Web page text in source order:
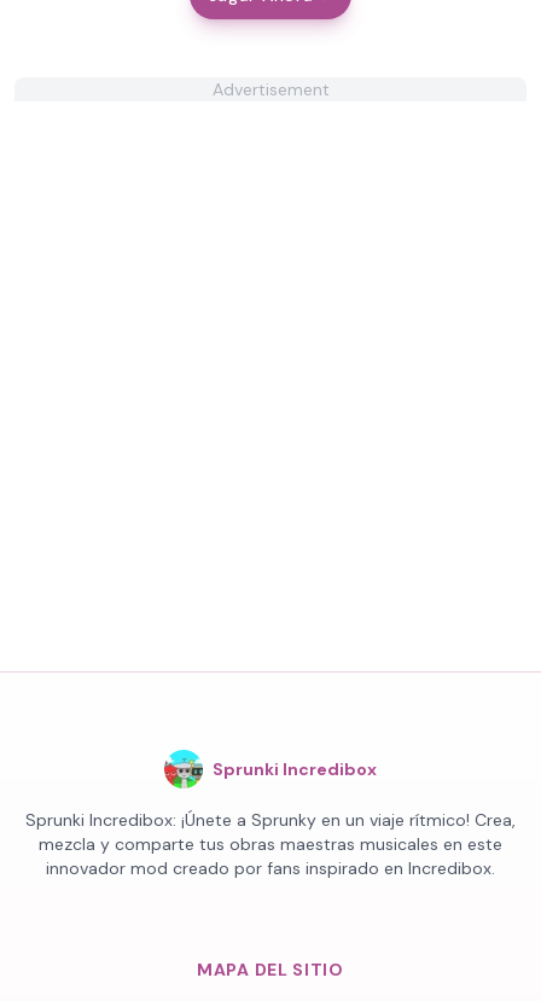
Advertisement
Sprunki Incredibox
Sprunki Incredibox: ¡Únete a Sprunky en un viaje rítmico! Crea,
mezcla y comparte tus obras maestras musicales en este
innovador mod creado por fans inspirado en Incredibox.
MAPA DEL SITIO